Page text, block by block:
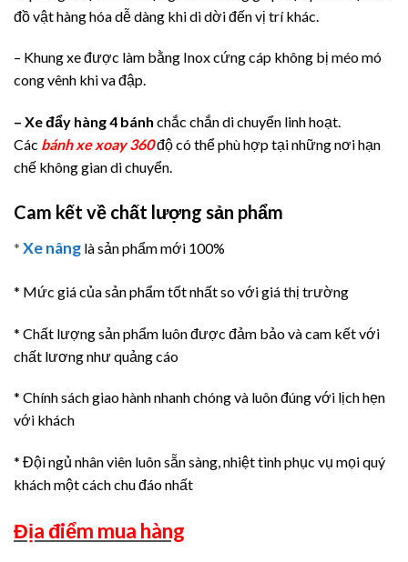
đồ vật hàng hóa dễ dàng khi di dời đến vị trí khác.
– Khung xe được làm bằng Inox cứng cáp không bị méo mó
cong vênh khi va đập.
– Xe đẩy hàng 4 bánh chắc chắn di chuyển linh hoạt.
Các bánh xe xoay 360độ có thể phù hợp tại những nơi hạn
chế không gian di chuyển.
Cam kết về chất lượng sản phẩm
* Xe nâng là sản phẩm mới 100%
* Mức giá của sản phẩm tốt nhất so với giá thị trường
* Chất lượng sản phẩm luôn được đảm bảo và cam kết với
chất lương như quảng cáo
* Chính sách giao hành nhanh chóng và luôn đúng với lịch hẹn
với khách
* Đội ngủ nhân viên luôn sẵn sàng, nhiệt tình phục vụ mọi quý
khách một cách chu đáo nhất
Địa điểm mua hàng